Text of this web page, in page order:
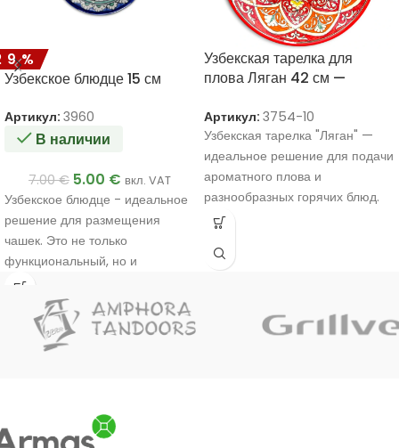
Узбекское блюдце 15 см
Артикул: 3960
В наличии
7.00€ 5.00 € вкл. VAT
Узбекское блюдце - идеальное
решение для размещения
чашек. Это не только
функциональный, но и
декоративный предмет, который
будет уместен как дома, так и за
праздничным столом.
Узбекская тарелка для
плова Ляган 42 см —
подсолнухов
Артикул: 3754-10
Узбекская тарелка "Ляган" —
идеальное решение для подачи
ароматного плова и
разнообразных горячих блюд.